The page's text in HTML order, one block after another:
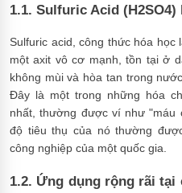
1.1. Sulfuric Acid (H2SO4)
Sulfuric acid, công thức hóa học
một axit vô cơ mạnh, tồn tại ở
không mùi và hòa tan trong
Đây là một trong những hóa
nhất, thường được ví như "máu
độ tiêu thụ của nó thường
công nghiệp của một quốc gia.
1.2. Ứng dụng rộng rãi tại